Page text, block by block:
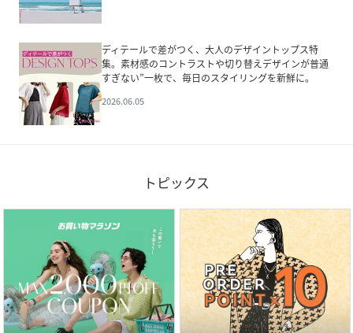
ディテールで差がつく、大人のデザイントップス特
集。素材感のコントラストや切り替えデザインが普通
すぎない”一枚で、毎日のスタイリングを新鮮に。
2026.06.05
トピックス